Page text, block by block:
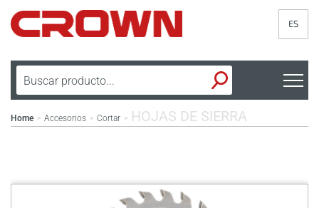
ES
Home > Accesorios > Cortar > HOJAS DE SIERRA